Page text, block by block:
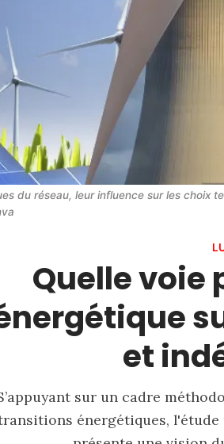
Quelle voie
et
sur un cadre
énergétiques, l'étude
du réseau, leur influence sur les